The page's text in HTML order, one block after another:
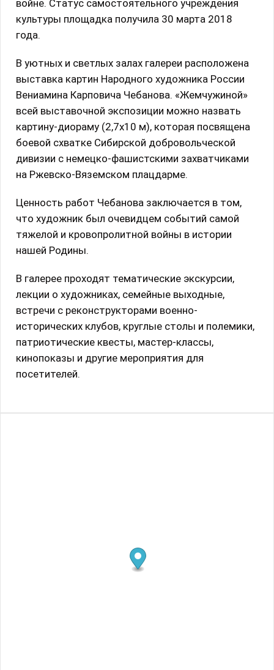
войне. Статус самостоятельного учреждения
культуры площадка получила 30 марта 2018
года.
В уютных и светлых залах галереи расположена
выставка картин Народного художника России
Вениамина Карповича Чебанова. «Жемчужиной»
всей выставочной экспозиции можно назвать
картину-диораму (2,7х10 м), которая посвящена
боевой схватке Сибирской добровольческой
дивизии с немецко-фашистскими захватчиками
на Ржевско-Вяземском плацдарме.
Ценность работ Чебанова заключается в том,
что художник был очевидцем событий самой
тяжелой и кровопролитной войны в истории
нашей Родины.
В галерее проходят тематические экскурсии,
лекции о художниках, семейные выходные,
встречи с реконструкторами военно-
исторических клубов, круглые столы и полемики,
патриотические квесты, мастер-классы,
кинопоказы и другие мероприятия для
посетителей.